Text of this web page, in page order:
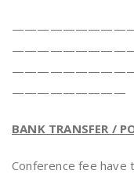
—————————
BANK TRANSFER /
Conference fee have